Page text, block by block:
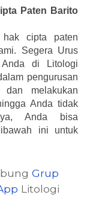
Paten Barito
cipta paten
Segera Urus
di Litologi
pengurusan
melakukan
Anda tidak
Anda bisa
ini untuk
Grup
Litologi